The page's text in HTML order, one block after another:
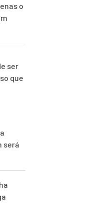
o
ser
que
será